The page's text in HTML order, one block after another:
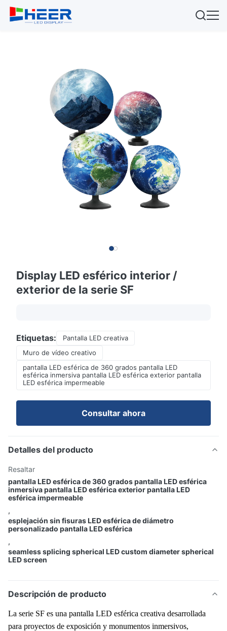
Display LED esférico interior /
exterior de la serie SF
Etiquetas:
Pantalla LED creativa
Muro de vídeo creativo
pantalla LED esférica de 360 grados pantalla LED
esférica inmersiva pantalla LED esférica exterior pantalla
LED esférica impermeable
Consultar ahora
Detalles del producto
Resaltar
pantalla LED esférica de 360 grados pantalla LED esférica
inmersiva pantalla LED esférica exterior pantalla LED
esférica impermeable
,
esplejación sin fisuras LED esférica de diámetro
personalizado pantalla LED esférica
,
seamless splicing spherical LED custom diameter spherical
LED screen
Descripción de producto
La serie SF es una pantalla LED esférica creativa desarrollada
para proyectos de exposición y monumentos inmersivos,